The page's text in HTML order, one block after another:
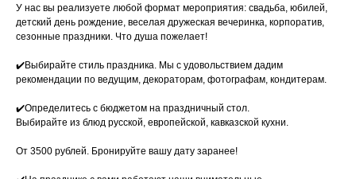
У нас вы реализуете любой формат мероприятия: свадьба, юбилей,
детский день рождение, веселая дружеская вечеринка, корпоратив,
сезонные праздники. Что душа пожелает!
✔️Выбирайте стиль праздника. Мы с удовольствием дадим
рекомендации по ведущим, декораторам, фотографам, кондитерам.
✔️Определитесь с бюджетом на праздничный стол.
Выбирайте из блюд русской, европейской, кавказской кухни.
От 3500 рублей. Бронируйте вашу дату заранее!